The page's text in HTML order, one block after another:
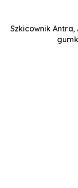
Szkicownik Antra,